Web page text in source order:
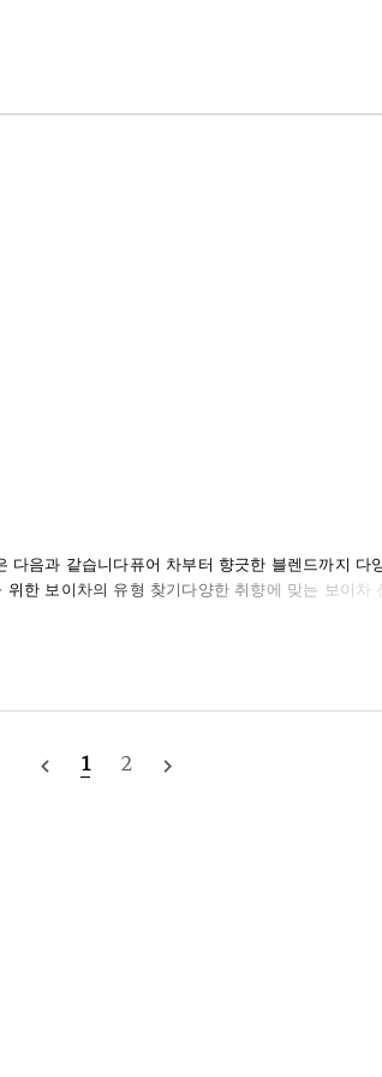
다음과 같습니다퓨어 차부터 향긋한 블렌드까지 다
한 보이차의 유형 찾기다양한 취향에 맞는 보이차
보이차를 맛보고 보이차의 세계에 대해 자세히 알아
: ..
navigate_before 1 2 navigate_next